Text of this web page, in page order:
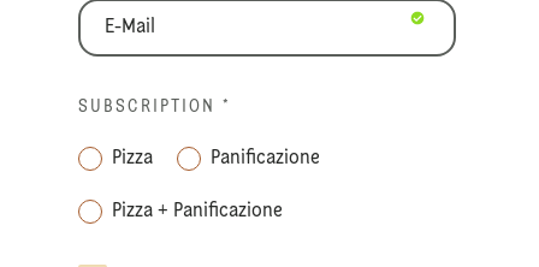
SUBSCRIPTION *
Pizza Panificazione
Pizza + Panificazione